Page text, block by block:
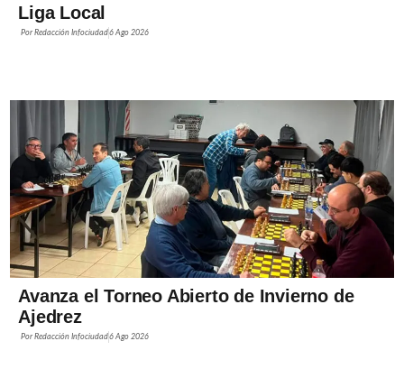
Liga Local
PorRedacción Infociudad6 Ago 2026
Avanza el Torneo Abierto de Invierno de
Ajedrez
PorRedacción Infociudad6 Ago 2026